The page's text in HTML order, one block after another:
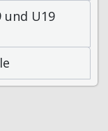
und U19